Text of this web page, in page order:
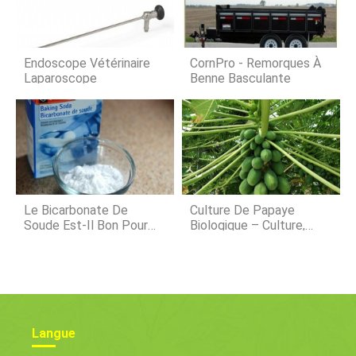
sucré et très juteux. Un kaki mûr peut
être dégusté en entrée ou en
dessert. Il peut être consommé à
laveugle comme une pomme ou en
purée et utilisé dans l
Endoscope Vétérinaire
Laparoscope
CornPro - Remorques À
Benne Basculante
Le Bicarbonate De
Soude Est-Il Bon Pour
Culture De Papaye
Biologique – Culture,
Langue